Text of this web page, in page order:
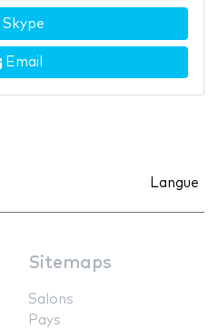
Skype
Email
Langue
Sitemaps
Salons
Pays